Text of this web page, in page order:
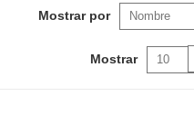
Mostrar por
Mostrar